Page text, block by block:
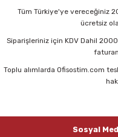
Tüm Türkiye'ye vereceğiniz
ücretsiz
Siparişleriniz için KDV Dahil
Toplu alımlarda Ofisostim.com
Sosyal